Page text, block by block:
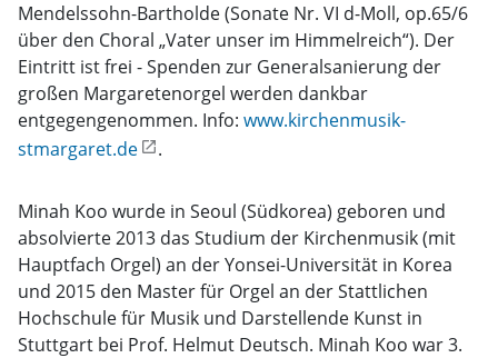
Mendelssohn-Bartholde (Sonate Nr. VI d-Moll, op.65/6
über den Choral „Vater unser im Himmelreich“). Der
Eintritt ist frei - Spenden zur Generalsanierung der
großen Margaretenorgel werden dankbar
entgegengenommen. Info: www.kirchenmusik-
stmargaret.de
.
Minah Koo wurde in Seoul (Südkorea) geboren und
absolvierte 2013 das Studium der Kirchenmusik (mit
Hauptfach Orgel) an der Yonsei-Universität in Korea
und 2015 den Master für Orgel an der Stattlichen
Hochschule für Musik und Darstellende Kunst in
Stuttgart bei Prof. Helmut Deutsch. Minah Koo war 3.